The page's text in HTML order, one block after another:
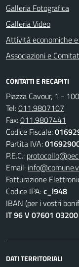
Galleria Fotografica
Galleria Video
Attività economiche
Associazioni e
CONTATTI E RECAPITI
Piazza Cavour, 1 -
Tel:011.9807107
Fax:011.9807441
Codice Fiscale:
Partita IVA:
P.E.C.:
Email:
Fatturazione
Codice IPA:c_l948
IBAN (per i vostri
IT 96 V 07601
DATI TERRITORIALI